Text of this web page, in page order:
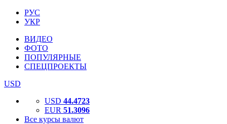
РУС
УКР
ВИДЕО
ФОТО
ПОПУЛЯРНЫЕ
СПЕЦПРОЕКТЫ
USD
USD 44.4723
EUR 51.3096
Все курсы валют